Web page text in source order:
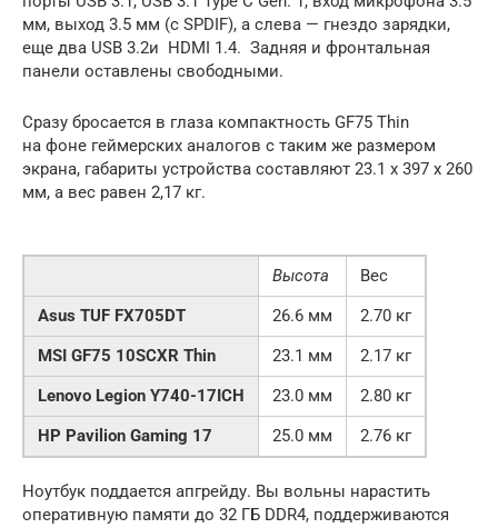
мм, выход 3.5 мм (с SPDIF), а слева — гнездо зарядки,
еще два USB 3.2и HDMI 1.4. Задняя и фронтальная
панели оставлены свободными.
Сразу бросается в глаза компактность GF75 Thin
на фоне геймерских аналогов с таким же размером
экрана, габариты устройства составляют 23.1 x 397 x 260
мм, а вес равен 2,17 кг.
Высота
Вес
Asus TUF FX705DT
26.6 мм
2.70 кг
MSI GF75 10SCXR Thin
23.1 мм
2.17 кг
Lenovo Legion Y740-17ICH
23.0 мм
2.80 кг
HP Pavilion Gaming 17
25.0 мм 2.76 кг
Ноутбук поддается апгрейду. Вы вольны нарастить
оперативную памяти до 32 ГБ DDR4, поддерживаются